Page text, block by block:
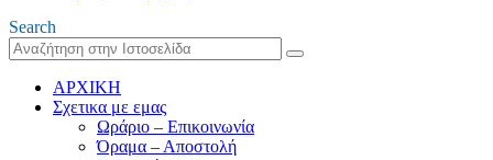
Search
ΑΡΧΙΚΗ
Σχετικα με εμας
Ωράριο – Επικοινωνία
Όραμα – Αποστολή